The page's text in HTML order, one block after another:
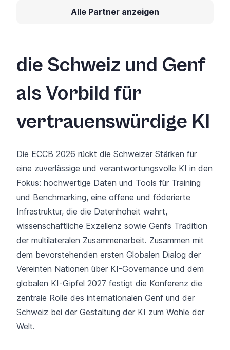
Alle Partner anzeigen
die Schweiz und Genf
als Vorbild für
vertrauenswürdige KI
Die ECCB 2026 rückt die Schweizer Stärken für
eine zuverlässige und verantwortungsvolle KI in den
Fokus: hochwertige Daten und Tools für Training
und Benchmarking, eine offene und föderierte
Infrastruktur, die die Datenhoheit wahrt,
wissenschaftliche Exzellenz sowie Genfs Tradition
der multilateralen Zusammenarbeit. Zusammen mit
dem bevorstehenden ersten Globalen Dialog der
Vereinten Nationen über KI-Governance und dem
globalen KI-Gipfel 2027 festigt die Konferenz die
zentrale Rolle des internationalen Genf und der
Schweiz bei der Gestaltung der KI zum Wohle der
Welt.